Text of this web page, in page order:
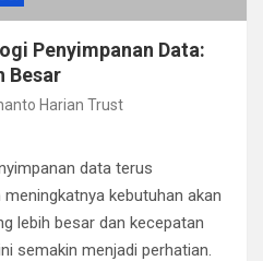
Penyimpanan Data:
Besar
Harian Trust
data terus
kebutuhan akan
lebih besar dan kecepatan
semakin menjadi perhatian.